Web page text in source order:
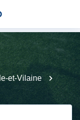
et-Vilaine